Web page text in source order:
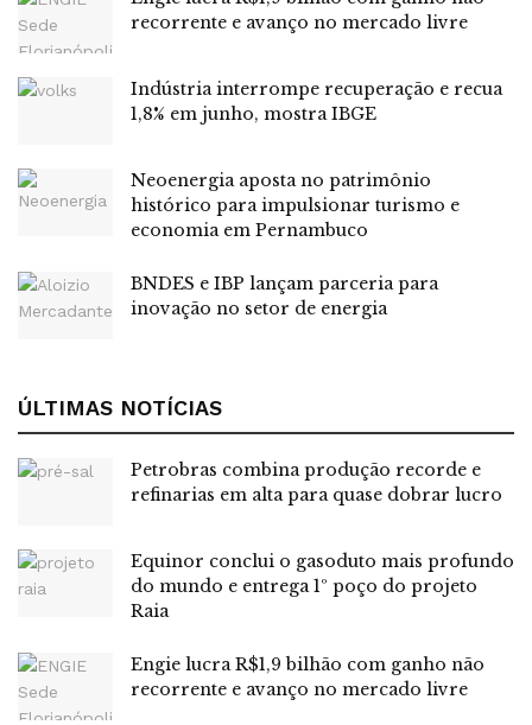
em outros, influenciaram o resultado geral do mês de
setembro, quando a inflação oficial do país (IPCA) ficou
em 0,48%. No acumulado de 12 meses, o índice acumula
caracterizando-o também como de deflação.
Leia também:
termelétricas e fica 100% renovável
recorrente e avanço no mercado livre
Indústria interrompe recuperação e recua
1,8% em junho, mostra IBGE
Neoenergia aposta no patrimônio
histórico para impulsionar turismo e
economia em Pernambuco
BNDES e IBP lançam parceria para
inovação no setor de energia
ÚLTIMAS NOTÍCIAS
Petrobras combina produção recorde e
refinarias em alta para quase dobrar lucro
Equinor conclui o gasoduto mais profundo
do mundo e entrega 1º poço do projeto
Raia
Engie lucra R$1,9 bilhão com ganho não
recorrente e avanço no mercado livre